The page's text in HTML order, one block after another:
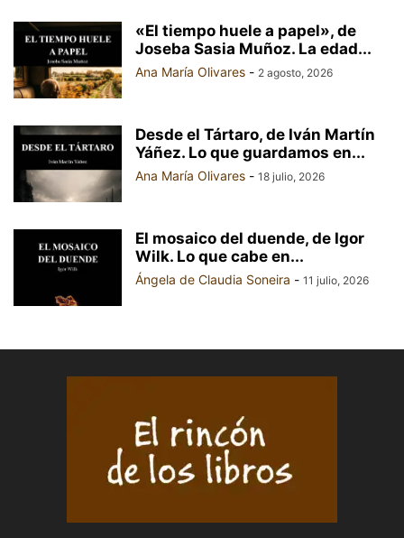
«El tiempo huele a papel», de
Joseba Sasia Muñoz. La edad...
Ana María Olivares - 2 agosto, 2026
Desde el Tártaro, de Iván Martín
Yáñez. Lo que guardamos en...
Ana María Olivares - 18 julio, 2026
El mosaico del duende, de Igor
Wilk. Lo que cabe en...
Ángela de Claudia Soneira - 11 julio, 2026